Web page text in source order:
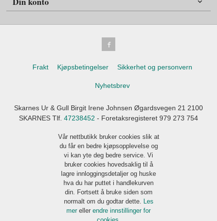
Frakt Kjøpsbetingelser Sikkerhet og personvern
Nyhetsbrev
Skarnes Ur & Gull Birgit Irene Johnsen Øgardsvegen 21 2100
SKARNES Tlf. 47238452 - Foretaksregisteret 979 273 754
Vår nettbutikk bruker cookies slik at
du får en bedre kjøpsopplevelse og
vi kan yte deg bedre service. Vi
bruker cookies hovedsaklig til å
lagre innloggingsdetaljer og huske
hva du har puttet i handlekurven
din. Fortsett å bruke siden som
normalt om du godtar dette.
Les
mer eller endre innstillinger for